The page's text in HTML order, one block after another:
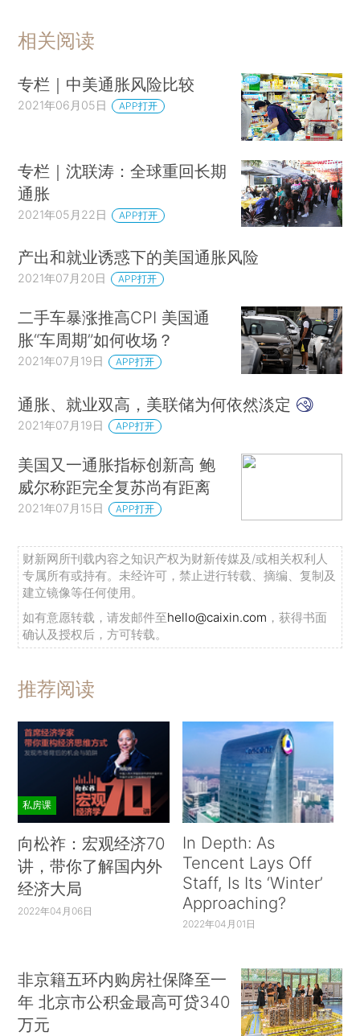
相关阅读
专栏｜中美通胀风险比较
2021年06月05日 APP打开
专栏｜沈联涛：全球重回长期
通胀
2021年05月22日 APP打开
产出和就业诱惑下的美国通胀风险
2021年07月20日 APP打开
二手车暴涨推高CPI 美国通
胀“车周期”如何收场？
2021年07月19日 APP打开
通胀、就业双高，美联储为何依然淡定
2021年07月19日 APP打开
美国又一通胀指标创新高 鲍
威尔称距完全复苏尚有距离
2021年07月15日 APP打开
财新网所刊载内容之知识产权为财新传媒及/或相关权利人
专属所有或持有。未经许可，禁止进行转载、摘编、复制及
建立镜像等任何使用。
如有意愿转载，请发邮件至hello@caixin.com ，获得书面
确认及授权后，方可转载。
推荐阅读
私房课
向松祚：宏观经济70
讲，带你了解国内外
经济大局
2022年04月06日
In Depth: As
Tencent Lays Off
Staff, Is Its ‘Winter’
Approaching?
2022年04月01日
非京籍五环内购房社保降至一
年 北京市公积金最高可贷340
万元